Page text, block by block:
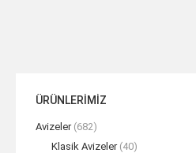
ÜRÜNLERİMİZ
Avizeler (682)
Klasik Avizeler (40)